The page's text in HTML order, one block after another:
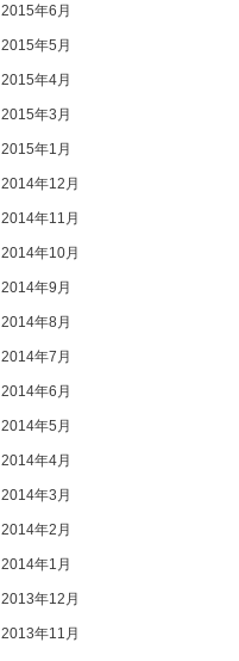
2015年6月
2015年5月
2015年4月
2015年3月
2015年1月
2014年12月
2014年11月
2014年10月
2014年9月
2014年8月
2014年7月
2014年6月
2014年5月
2014年4月
2014年3月
2014年2月
2014年1月
2013年12月
2013年11月